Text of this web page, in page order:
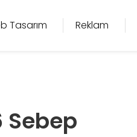
Tasarım Reklam
Sebep